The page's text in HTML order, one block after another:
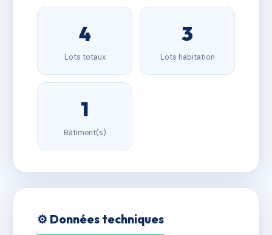
4
Lots totaux
3
Lots habitation
1
Bâtiment(s)
⚙️ Données techniques